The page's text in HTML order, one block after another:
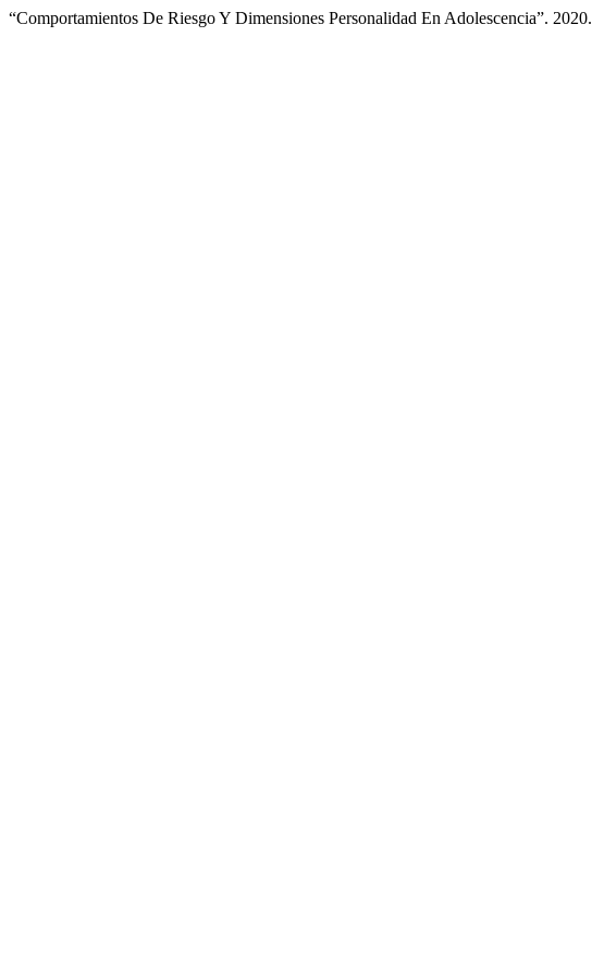
“Comportamientos De Riesgo Y Dimensiones Personalidad En Adolescencia”. 2020.